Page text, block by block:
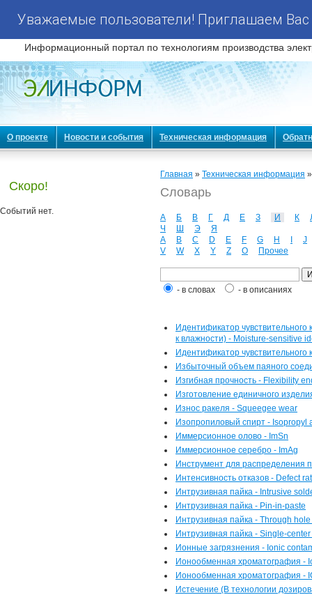
Уважаемые пользователи! Приглашаем
Информационный портал по технологиям производства
О проекте Новости и события Техническая информация
Скоро!
Событий нет.
Главная » Техническая информация
Словарь
А Б В Г Д Е З И К
Ч
Ш Э
Я
A
B C D E F G H
J
V
W X Y Z О Прочее
- в словах - в описаниях
Идентификатор чувствительного
к влажности) - Moisture-sensitive
Идентификатор
Избыточный объем паяного
Изгибная прочность - Flexibility
Изготовление единичного
Износ ракеля - Squeegee wear
Изопропиловый спирт - Isopropyl
Иммерсионное олово - ImSn
Иммерсионное серебро - ImAg
Инструмент для распределения
Интенсивность отказов - Defect
Интрузивная пайка - Intrusive
Интрузивная пайка - Pin-in-paste
Интрузивная пайка - Through
Интрузивная пайка - Single-
Ионные загрязнения - Ionic
Ионообменная хроматография -
Ионообменная хроматография -
Истечение (В технологии